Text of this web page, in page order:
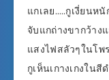
แกเลย…..กูเงี่ยนหนั
จับแกถ่างขากว้าง
แสงไฟสลัวๆในโพ
กูเห็นเกางเกงใน